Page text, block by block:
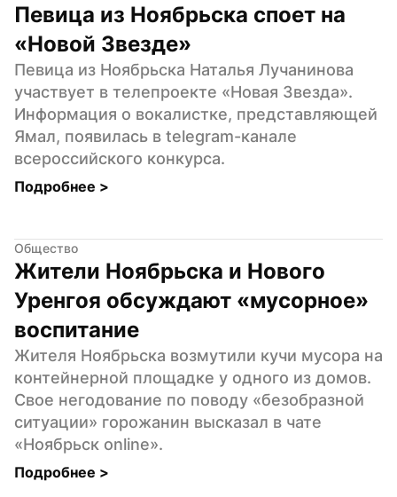
Певица из Ноябрьска споет на
«Новой Звезде»
Певица из Ноябрьска Наталья Лучанинова
участвует в телепроекте «Новая Звезда».
Информация о вокалистке, представляющей
Ямал, появилась в telegram-канале
всероссийского конкурса.
Подробнее >
Общество
Жители Ноябрьска и Нового
Уренгоя обсуждают «мусорное»
воспитание
Жителя Ноябрьска возмутили кучи мусора на
контейнерной площадке у одного из домов.
Свое негодование по поводу «безобразной
ситуации» горожанин высказал в чате
«Ноябрьск online».
Подробнее >